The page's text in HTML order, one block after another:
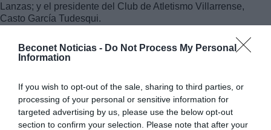
Beconet Noticias - Do Not Process My Personal
Information
If you wish to opt-out of the sale, sharing to third parties, or
processing of your personal or sensitive information for
targeted advertising by us, please use the below opt-out
section to confirm your selection. Please note that after your
Lanzas; y el presidente del Club de Atletismo Villarrense,
Casto García Tudesqui.